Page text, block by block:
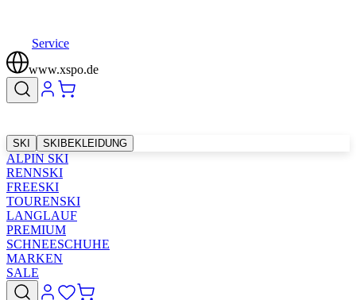
Service
www.xspo.de
SKI SKIBEKLEIDUNG
ALPIN SKI
RENNSKI
FREESKI
TOURENSKI
LANGLAUF
PREMIUM
SCHNEESCHUHE
MARKEN
SALE